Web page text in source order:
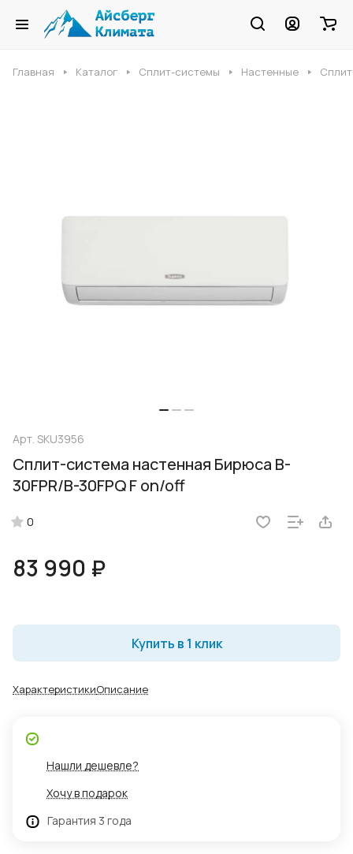
Главная Каталог Сплит-системы Настенные
Арт. SKU3956
Сплит-система настенная Бирюса B-
30FPR/B-30FPQ F on/off
0
83 990 ₽
Купить в 1 клик
ХарактеристикиОписание
Нашли дешевле?
Хочу в подарок
Гарантия 3 года